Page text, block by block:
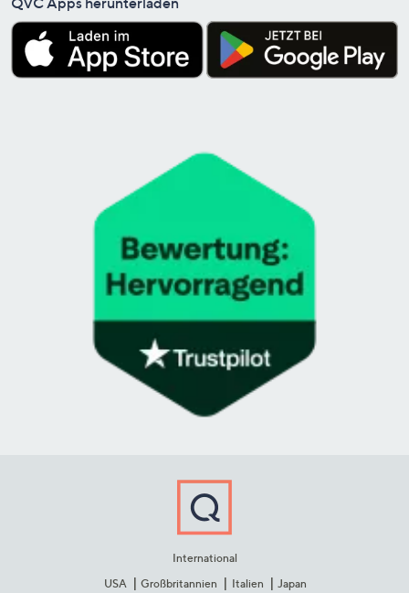
International
USA
Großbritannien Italien Japan